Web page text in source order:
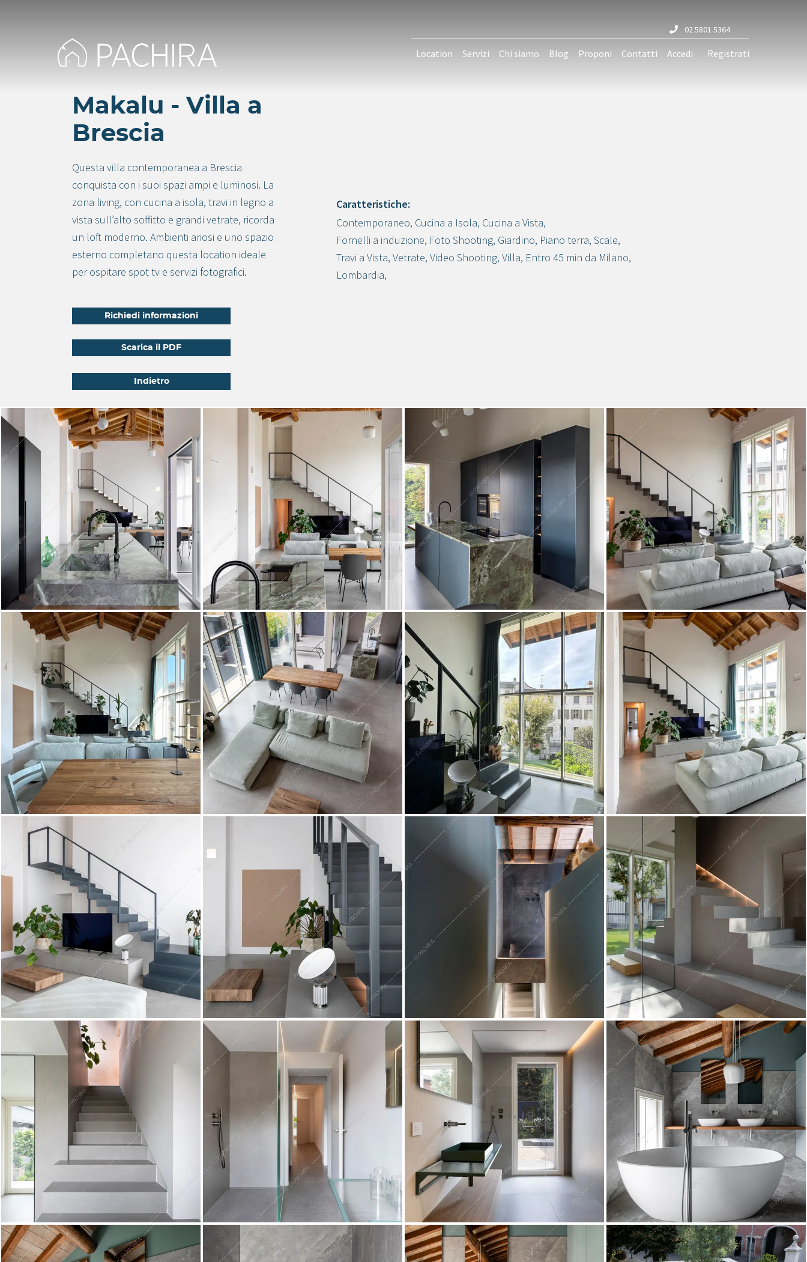
02 5801 5364
Location Servizi Chi siamo Blog Proponi Contatti Accedi Registrati
Makalu - Villa a
Brescia
Questa villa contemporanea a Brescia
conquista con i suoi spazi ampi e luminosi. La
zona living, con cucina a isola, travi in legno a
vista sull’alto soffitto e grandi vetrate, ricorda
un loft moderno. Ambienti ariosi e uno spazio
esterno completano questa location ideale
per ospitare spot tv e servizi fotografici.
Richiedi informazioni
Scarica il PDF
Indietro
Crea progetto
Caratteristiche:
Contemporaneo, Cucina a Isola, Cucina a Vista,
Fornelli a induzione, Foto Shooting, Giardino, Piano terra, Scale,
Travi a Vista, Vetrate, Video Shooting, Villa, Entro 45 min da Milano,
Lombardia,